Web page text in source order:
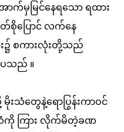
က်မှမြင်နေရသော ရထား
စိုပြောင် လက်နေ
၌ စကားလုံးတို့သည်
သည် ။
းသံတွေနဲ့ရောပြွန်းကာဝင်
ကို ကြား လိုက်မိတဲ့ခဏ